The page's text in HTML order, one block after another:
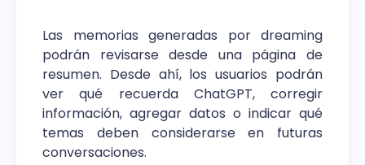
Las memorias generadas por dreaming
podrán revisarse desde una página de
resumen. Desde ahí, los usuarios podrán
ver qué recuerda ChatGPT, corregir
información, agregar datos o indicar qué
temas deben considerarse en futuras
conversaciones.